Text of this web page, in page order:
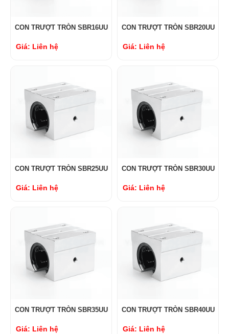
CON TRƯỢT TRÒN SBR16UU
Giá: Liên hệ
CON TRƯỢT TRÒN SBR20UU
Giá: Liên hệ
CON TRƯỢT TRÒN SBR25UU
Giá: Liên hệ
CON TRƯỢT TRÒN SBR30UU
Giá: Liên hệ
CON TRƯỢT TRÒN SBR35UU
Giá: Liên hệ
CON TRƯỢT TRÒN SBR40UU
Giá: Liên hệ